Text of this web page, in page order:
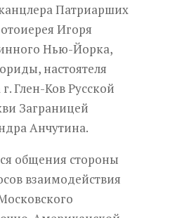
канцлера Патриарших
Игоря
Нью-Йорка,
настоятеля
Глен-Ков Русской
Заграницей
Анчутина.
общения стороны
взаимодействия